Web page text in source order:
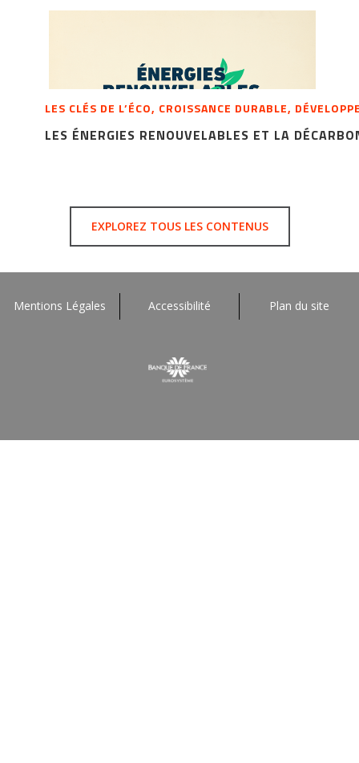
LES CLÉS DE L’ÉCO, CROISSANCE DURABLE,
LES ÉNERGIES RENOUVELABLES ET LA
EXPLOREZ TOUS LES CONTENUS
Mentions Légales Accessibilité Plan du site